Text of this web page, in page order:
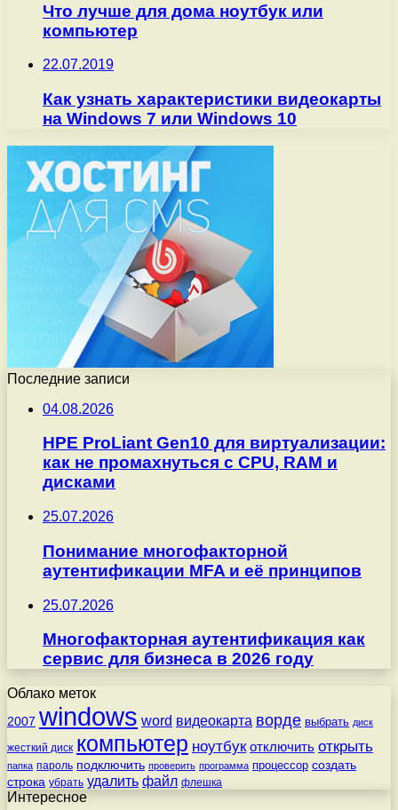
Что лучше для дома ноутбук или
компьютер
22.07.2019
Как узнать характеристики видеокарты
на Windows 7 или Windows 10
Последние записи
04.08.2026
HPE ProLiant Gen10 для виртуализации:
как не промахнуться с CPU, RAM и
дисками
25.07.2026
Понимание многофакторной
аутентификации MFA и её принципов
25.07.2026
Многофакторная аутентификация как
сервис для бизнеса в 2026 году
Облако меток
2007 windows word видеокарта ворде выбрать диск
жесткий диск компьютер ноутбук отключить открыть
папка пароль подключить проверить программа процессор создать
строка убрать удалить файл флешка
Интересное